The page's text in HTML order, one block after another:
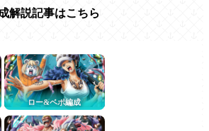
解説記事はこちら
ロー&ベポ編成